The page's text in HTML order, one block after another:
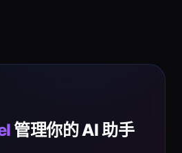
管理你的 AI 助手